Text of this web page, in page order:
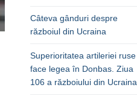
Câteva gânduri despre
războiul din Ucraina
Superioritatea artileriei ruse
face legea în Donbas. Ziua
106 a războiului din Ucraina